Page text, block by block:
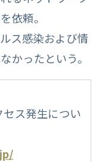
依頼。
ス感染および情
かったという。
ス発生につい